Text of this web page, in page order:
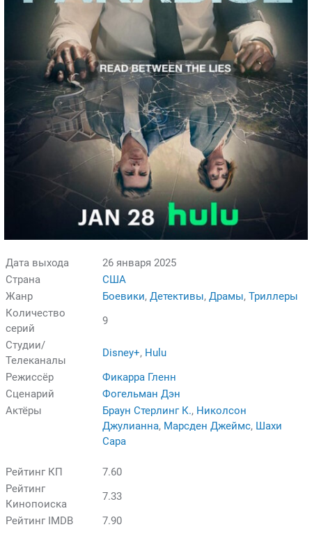
Дата выхода
26 января 2025
Страна
США
Жанр
Боевики, Детективы, Драмы, Триллеры
Количество
серий
9
Студии/
Телеканалы
Disney+, Hulu
Режиссёр
Фикарра Гленн
Сценарий
Фогельман Дэн
Актёры
Браун Стерлинг К., Николсон
Джулианна, Марсден Джеймс, Шахи
Сара
Рейтинг КП
7.60
Рейтинг
Кинопоиска
7.33
Рейтинг IMDB
7.90